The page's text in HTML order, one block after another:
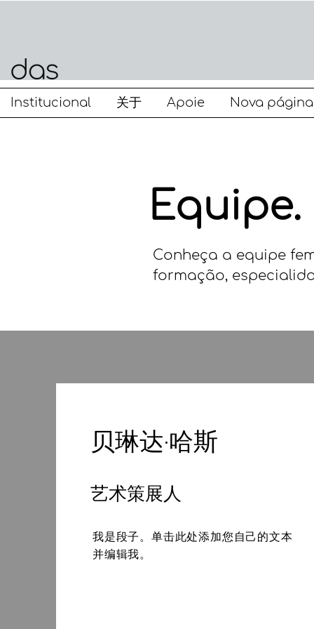
Institucional 关于 Apoie Nova página
Equipe.
Conheça a equipe
formação,
贝琳达·哈斯
艺术策展人
我是段子。单击此处添加您自己的文本
并编辑我。